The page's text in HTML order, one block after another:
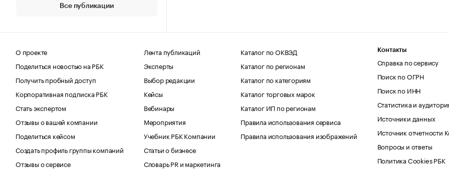
Все публикации
О проекте
Поделиться новостью на РБК
Получить пробный доступ
Корпоративная подписка РБК
Стать экспертом
Отзывы о вашей компании
Поделиться кейсом
Создать профиль группы компаний
Отзывы о сервисе
Лента публикаций
Эксперты
Выбор редакции
Кейсы
Вебинары
Мероприятия
Учебник РБК Компании
Статьи о бизнесе
Словарь PR и маркетинга
Каталог по ОКВЭД
Каталог по регионам
Каталог по категориям
Каталог торговых марок
Каталог ИП по регионам
Правила использования сервиса
Правила использования изображений
Контакты
Справка по сервису
Поиск по ОГРН
Поиск по ИНН
Статистика и
Источники данных
Источник отчетности
Вопросы и ответы
Политика Cookies РБК